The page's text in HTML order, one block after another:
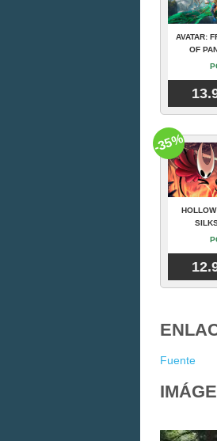
AVATAR:
OF
-35%
Fuente